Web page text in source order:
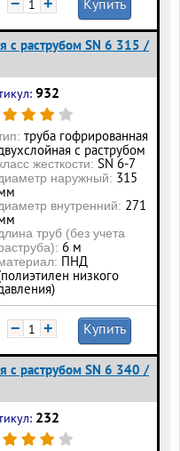
с раструбом SN 6 315 /
932
труба гофрированная
с раструбом
жесткости: SN 6-7
наружный: 315
внутренний: 271
труб (без учета
6 м
ПНД
низкого
− + Купить
с раструбом SN 6 340 /
232